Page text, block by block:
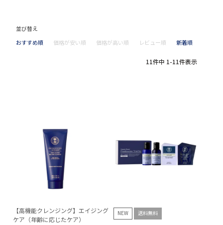
並び替え
おすすめ順
価格が安い順 価格が高い順 レビュー順 新着順
11件中 1-11件表示
【高機能クレンジング】エイジング
ケア（年齢に応じたケア）
NEW 送料無料